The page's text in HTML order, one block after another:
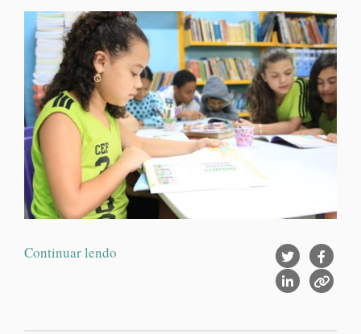
Continuar lendo